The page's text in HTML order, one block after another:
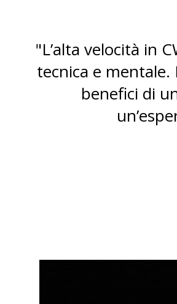
"L’alta velocità in
tecnica e mentale.
benefici di